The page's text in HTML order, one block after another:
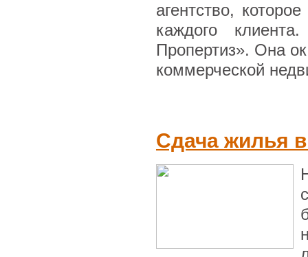
агентство,
каждого
Пропертиз». Она
коммерческой
Сдача жилья